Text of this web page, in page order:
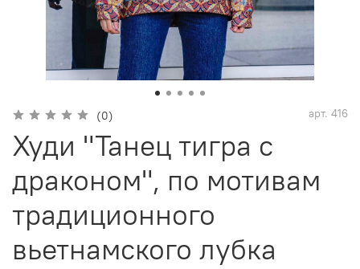
(0) арт. 416
Худи "Танец тигра с
драконом", по мотивам
традиционного
вьетнамского лубка